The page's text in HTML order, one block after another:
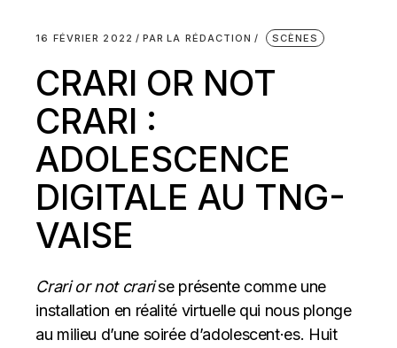
16 FÉVRIER 2022 PAR LA RÉDACTION SCÈNES
CRARI OR NOT
CRARI :
ADOLESCENCE
DIGITALE AU TNG-
VAISE
Crari or not crarise présente comme une
installation en réalité virtuelle qui nous plonge
au milieu d’une soirée d’adolescent·es. Huit